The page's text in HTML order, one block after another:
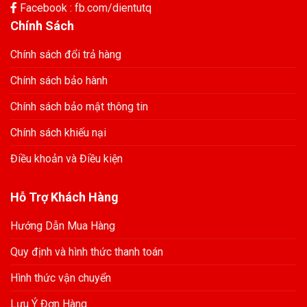
Facebook : fb.com/dientutq
Chính Sách
Chính sách đổi trả hàng
Chính sách bảo hành
Chính sách bảo mật thông tin
Chính sách khiếu nại
Điều khoản và Điều kiện
Hỗ Trợ Khách Hàng
Hướng Dẫn Mua Hàng
Quy định và hình thức thanh toán
Hình thức vận chuyển
Lưu Ý Đơn Hàng